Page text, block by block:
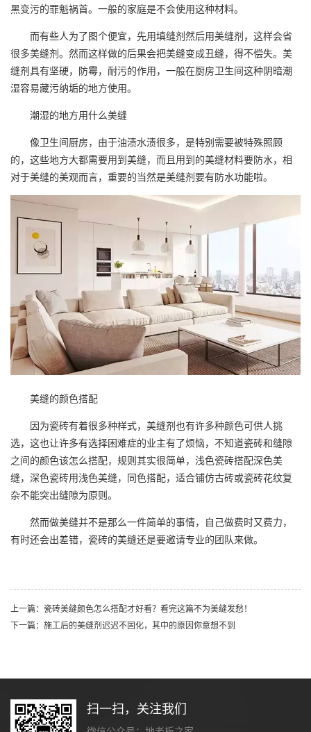
黑变污的罪魁祸首。一般的家庭是不会使用这种材料。
而有些人为了图个便宜，先用填缝剂然后用美缝剂，这样会省
很多美缝剂。然而这样做的后果会把美缝变成丑缝，得不偿失。美
缝剂具有坚硬，防霉，耐污的作用，一般在厨房卫生间这种阴暗潮
湿容易藏污纳垢的地方使用。
潮湿的地方用什么美缝
像卫生间厨房，由于油渍水渍很多，是特别需要被特殊照顾
的，这些地方大都需要用到美缝，而且用到的美缝材料要防水，相
对于美缝的美观而言，重要的当然是美缝剂要有防水功能啦。
美缝的颜色搭配
因为瓷砖有着很多种样式，美缝剂也有许多种颜色可供人挑
选，这也让许多有选择困难症的业主有了烦恼，不知道瓷砖和缝隙
之间的颜色该怎么搭配，规则其实很简单，浅色瓷砖搭配深色美
缝，深色瓷砖用浅色美缝，同色搭配，适合铺仿古砖或瓷砖花纹复
杂不能突出缝隙为原则。
然而做美缝并不是那么一件简单的事情，自己做费时又费力，
有时还会出差错，瓷砖的美缝还是要邀请专业的团队来做。
上一篇：瓷砖美缝颜色怎么搭配才好看？看完这篇不为美缝发愁！
下一篇：施工后的美缝剂迟迟不固化，其中的原因你意想不到
扫一扫，关注我们